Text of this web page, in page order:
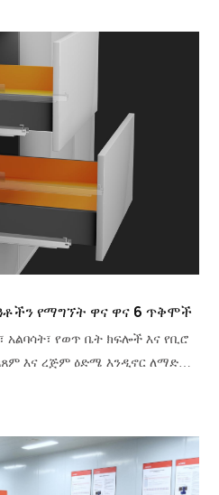
የማግኘት ዋና ዋና 6 ጥቅሞች
አልባሳት፣ የወጥ ቤት ክፍሎች እና የቢሮ
እና ረጅም ዕድሜ እንዲኖር ለማድረግ
ነው።